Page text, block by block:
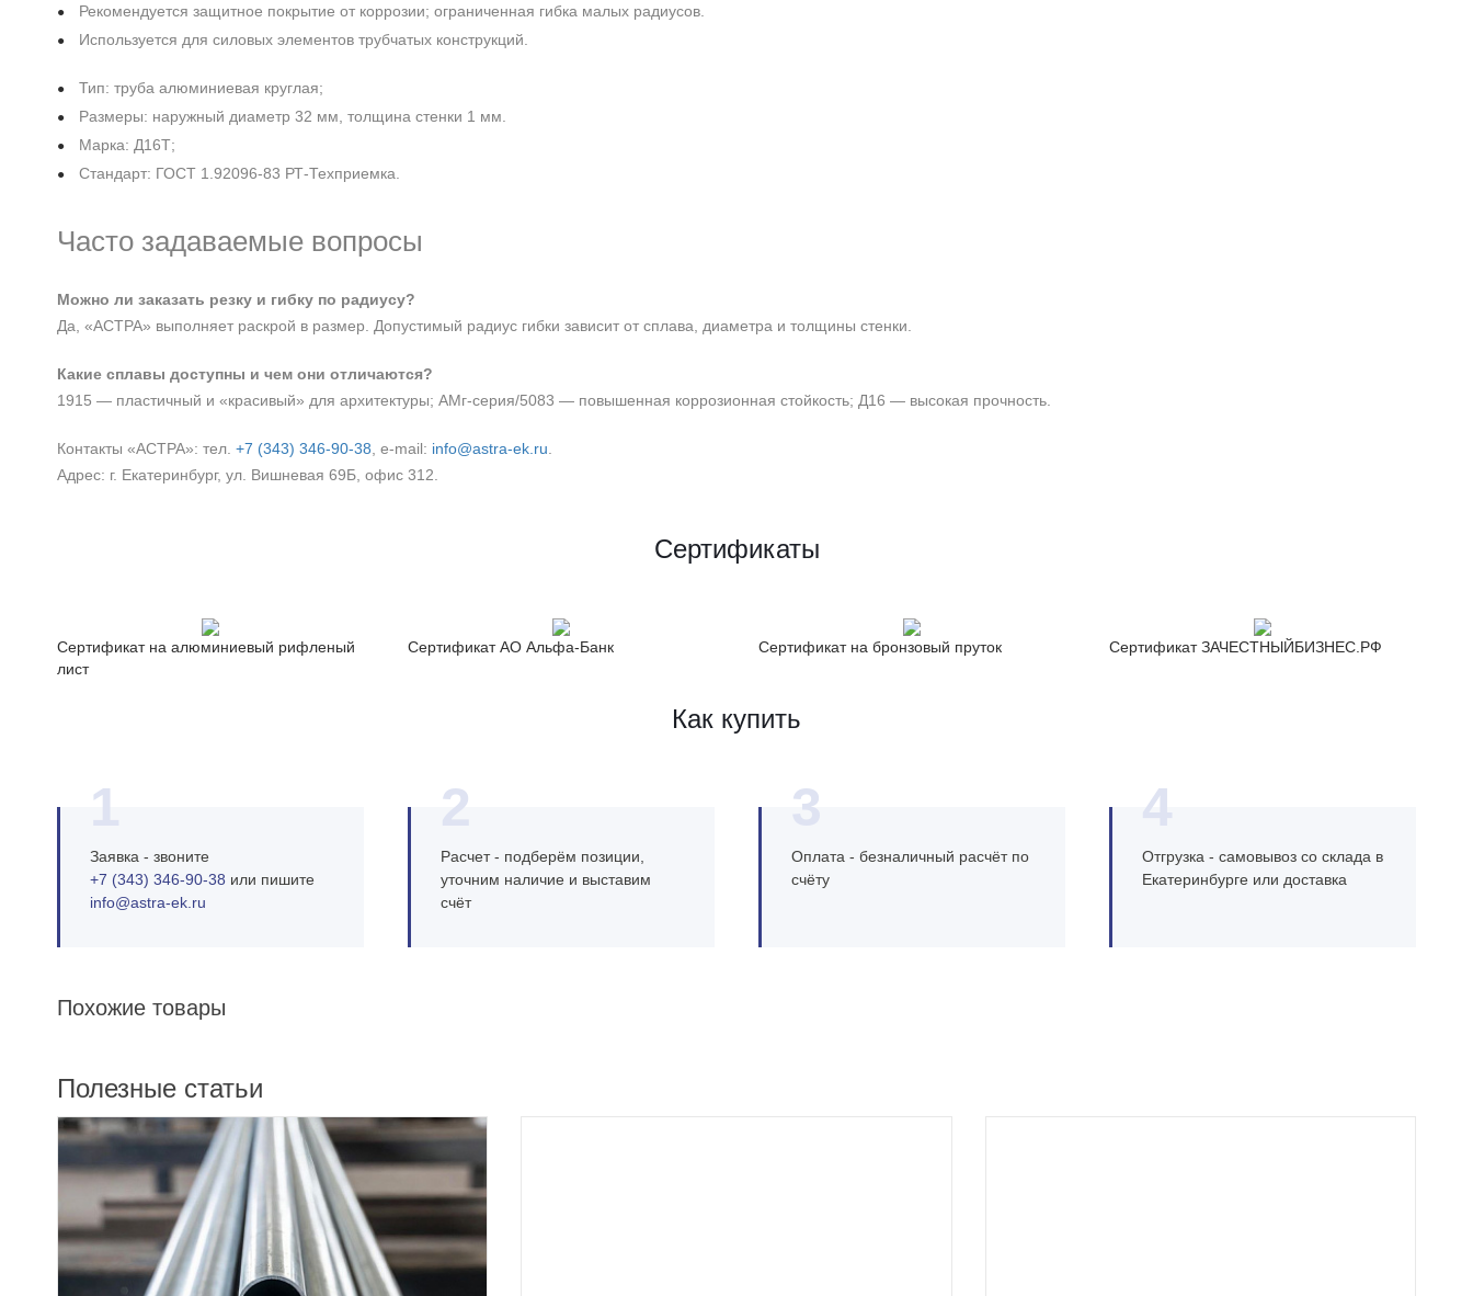
Рекомендуется защитное покрытие от коррозии; ограниченная гибка малых радиусов.
Используется для силовых элементов трубчатых конструкций.
Тип: труба алюминиевая круглая;
Размеры: наружный диаметр 32 мм, толщина стенки 1 мм.
Марка: Д16Т;
Стандарт: ГОСТ 1.92096-83 РТ-Техприемка.
Часто задаваемые вопросы
Можно ли заказать резку и гибку по радиусу?
Да, «АСТРА» выполняет раскрой в размер. Допустимый радиус гибки зависит от сплава, диаметра и толщины стенки.
Какие сплавы доступны и чем они отличаются?
1915 — пластичный и «красивый» для архитектуры; АМг‑серия/5083 — повышенная коррозионная стойкость; Д16 — высокая прочность.
Контакты «АСТРА»: тел. +7 (343) 346‑90‑38 , e‑mail: info@astra-ek.ru
Адрес: г. Екатеринбург, ул. Вишневая 69Б, офис 312.
Сертификаты
Сертификат на алюминиевый рифленый
лист
Сертификат АО Альфа-Банк Сертификат на бронзовый пруток Сертификат ЗАЧЕСТНЫЙБИЗНЕС.РФ
Как купить
1
Заявка - звоните
+7 (343) 346‑90‑38 или пишите
info@astra‑ek.ru
2
Расчет - подберём позиции,
уточним наличие и выставим
счёт
3
Оплата - безналичный расчёт по
счёту
4
Отгрузка - самовывоз со склада в
Екатеринбурге или доставка
Похожие товары
Полезные статьи